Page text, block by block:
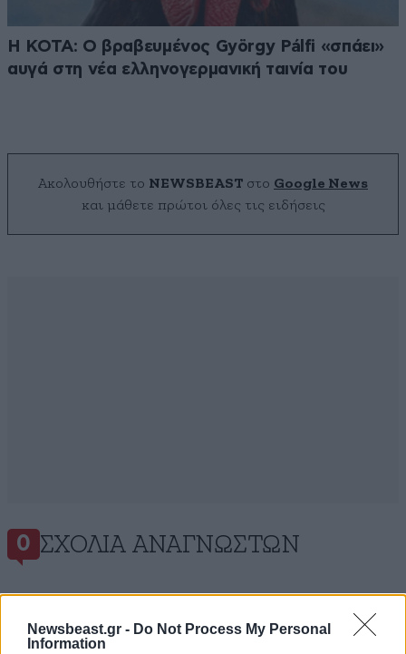
Newsbeast.gr - Do Not Process My Personal
Information
Η KOTA: Ο βραβευμένος György Pálfi «σπάει»
αυγά στη νέα ελληνογερμανική ταινία του
Ακολουθήστε το NEWSBEAST στο Google News
και μάθετε πρώτοι όλες τις ειδήσεις
0 ΣΧΌΛΙΑ ΑΝΑΓΝΩΣΤΏΝ